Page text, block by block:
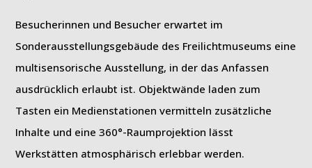
Besucherinnen und Besucher erwartet im
Sonderausstellungsgebäude des Freilichtmuseums eine
multisensorische Ausstellung, in der das Anfassen
ausdrücklich erlaubt ist. Objektwände laden zum
Tasten ein Medienstationen vermitteln zusätzliche
Inhalte und eine 360°-Raumprojektion lässt
Werkstätten atmosphärisch erlebbar werden.